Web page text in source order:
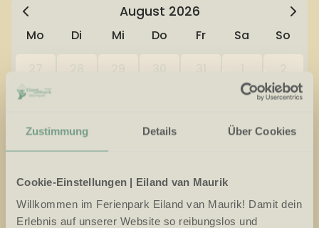
Zustimmung Details Über Cookies
Cookie-Einstellungen | Eiland van Maurik
Willkommen im Ferienpark Eiland van Maurik! Damit dein
Erlebnis auf unserer Website so reibungslos und
August 2026
Mo Di Mi Do Fr Sa So
3
8
9
10
11 13 15
16
24
25 26 27 28
31
1 2 3 4 5